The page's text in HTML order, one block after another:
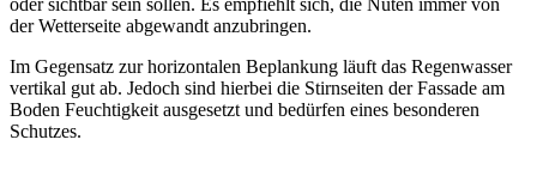
oder sichtbar sein sollen. Es empfiehlt sich, die Nuten immer von
der Wetterseite abgewandt anzubringen.
Im Gegensatz zur horizontalen Beplankung läuft das Regenwasser
vertikal gut ab. Jedoch sind hierbei die Stirnseiten der Fassade am
Boden Feuchtigkeit ausgesetzt und bedürfen eines besonderen
Schutzes.